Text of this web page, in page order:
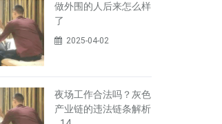
做外围的人后来怎么样
了
2025-04-02
夜场工作合法吗？灰色
产业链的违法链条解析